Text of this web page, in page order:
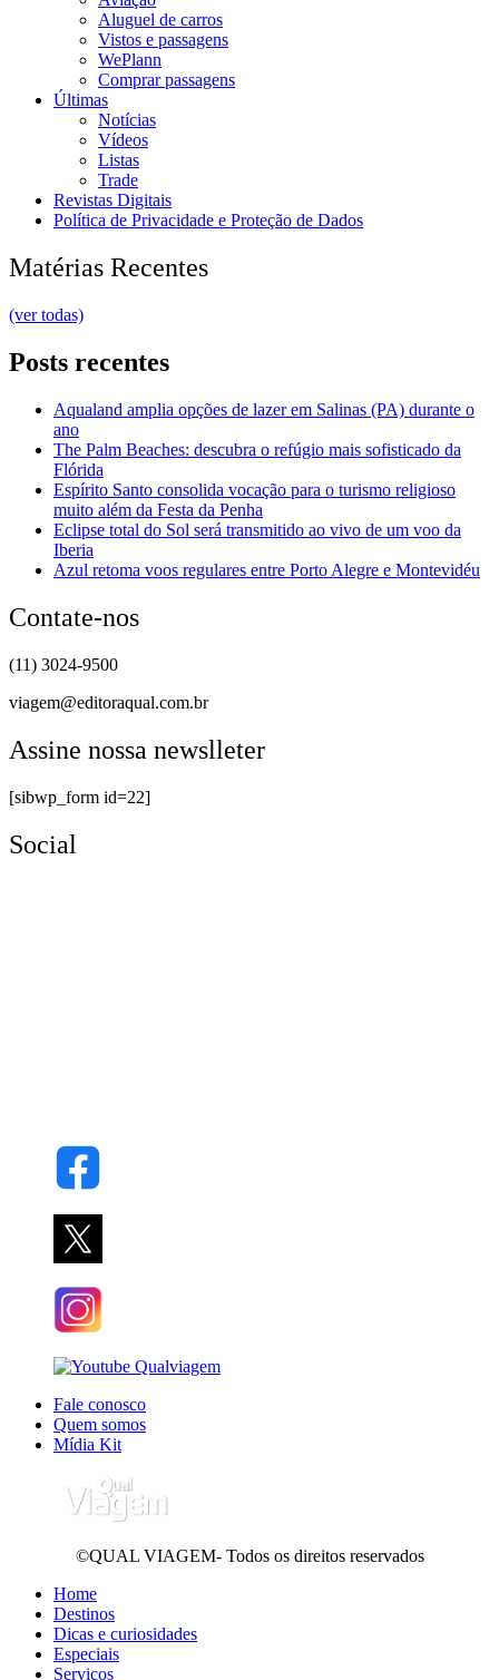
Aluguel de carros
Vistos e passagens
WePlann
Comprar passagens
Últimas
Notícias
Vídeos
Listas
Trade
Revistas Digitais
Política de Privacidade e Proteção de Dados
Matérias Recentes
(ver todas)
Posts recentes
Aqualand amplia opções de lazer em Salinas (PA) durante o
ano
The Palm Beaches: descubra o refúgio mais sofisticado da
Flórida
Espírito Santo consolida vocação para o turismo religioso
muito além da Festa da Penha
Eclipse total do Sol será transmitido ao vivo de um voo da
Iberia
Azul retoma voos regulares entre Porto Alegre e Montevidéu
Contate-nos
(11) 3024-9500
viagem@editoraqual.com.br
Assine nossa newslleter
[sibwp_form id=22]
Social
Fale conosco
Quem somos
Mídia Kit
©QUAL VIAGEM- Todos os direitos reservados
Home
Destinos
Dicas e curiosidades
Especiais
Serviços